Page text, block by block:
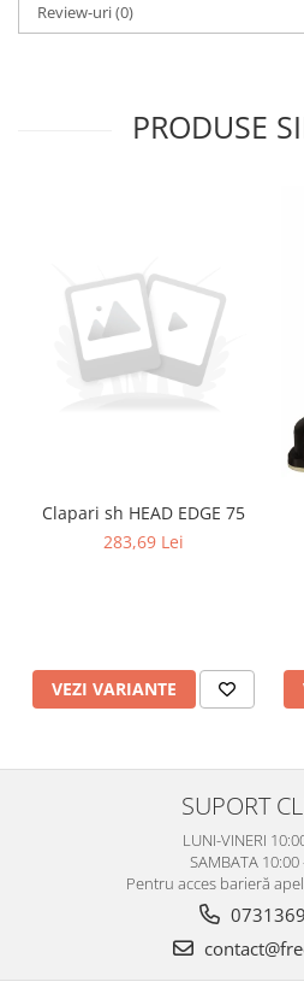
Review-uri(0)
PRODUSE
Clapari sh HEAD EDGE 75
283,69 Lei
VEZI VARIANTE
SUPORT
LUNI-VINERI
SAMBATA 10:00
Pentru acces barieră